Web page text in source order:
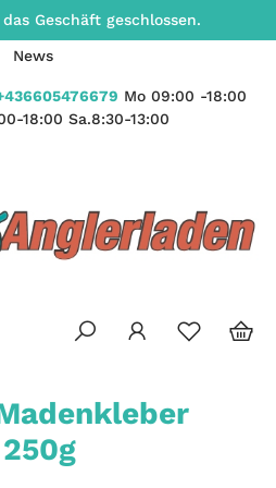
Geschäft geschlossen.
News
Mo 09:00 -18:00
18:00 Sa.8:30-13:00